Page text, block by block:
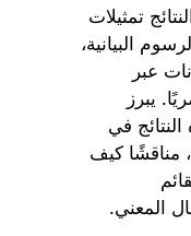
تمثيلات
البيانية،
عبر
يبرز
في
مناقشًا كيف
المعني.